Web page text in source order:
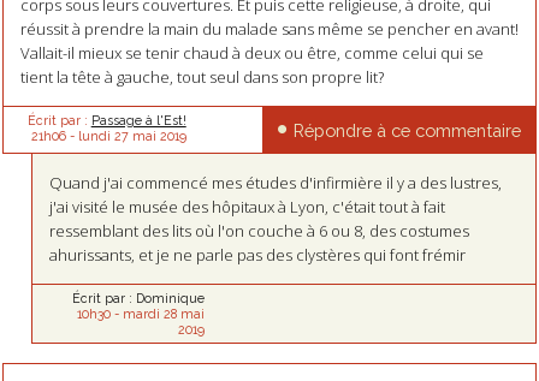
corps sous leurs couvertures. Et puis cette religieuse, à droite, qui
réussit à prendre la main du malade sans même se pencher en avant!
Vallait-il mieux se tenir chaud à deux ou être, comme celui qui se
tient la tête à gauche, tout seul dans son propre lit?
Écrit par : Passage à l'Est!
21h06- lundi 27 mai 2019 Répondre à ce commentaire
Quand j'ai commencé mes études d'infirmière il y a des lustres,
j'ai visité le musée des hôpitaux à Lyon, c'était tout à fait
ressemblant des lits où l'on couche à 6 ou 8, des costumes
ahurissants, et je ne parle pas des clystères qui font frémir
Écrit par : Dominique
10h30- mardi 28 mai
2019